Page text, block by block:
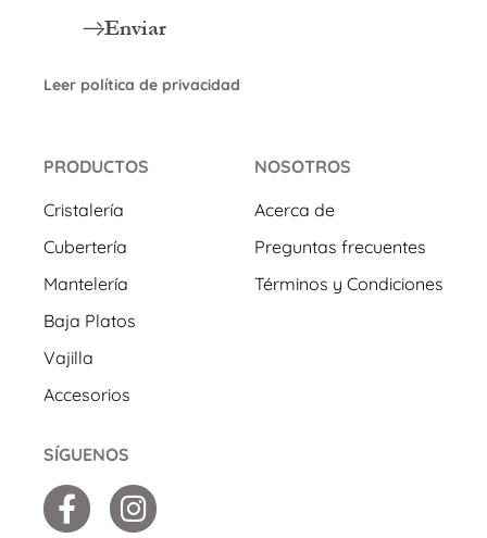
Enviar
Leer política de privacidad
PRODUCTOS
Cristalería
Cubertería
Mantelería
Baja Platos
Vajilla
Accesorios
NOSOTROS
Acerca de
Preguntas frecuentes
Términos y Condiciones
SÍGUENOS